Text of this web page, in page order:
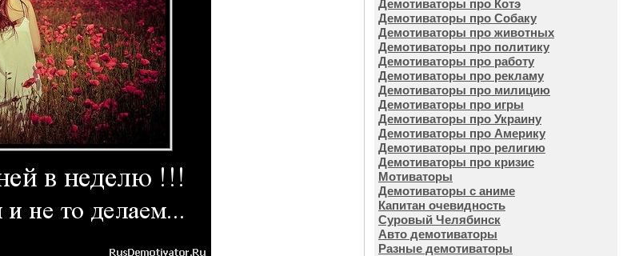
Демотиваторы про Котэ
Демотиваторы про Собаку
Демотиваторы про животных
Демотиваторы про политику
Демотиваторы про работу
Демотиваторы про рекламу
Демотиваторы про милицию
Демотиваторы про игры
Демотиваторы про Украину
Демотиваторы про Америку
Демотиваторы про религию
Демотиваторы про кризис
Мотиваторы
Демотиваторы с аниме
Капитан очевидность
Суровый Челябинск
Авто демотиваторы
Разные демотиваторы